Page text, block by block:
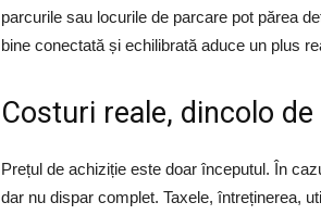
parcurile sau locurile de parcare pot părea
bine conectată și echilibrată aduce un plus
Costuri reale, dincolo
Prețul de achiziție este doar începutul. În
dar nu dispar complet. Taxele, întreținerea,